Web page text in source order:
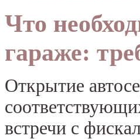
Что
гараже:
Открытие
встречи с